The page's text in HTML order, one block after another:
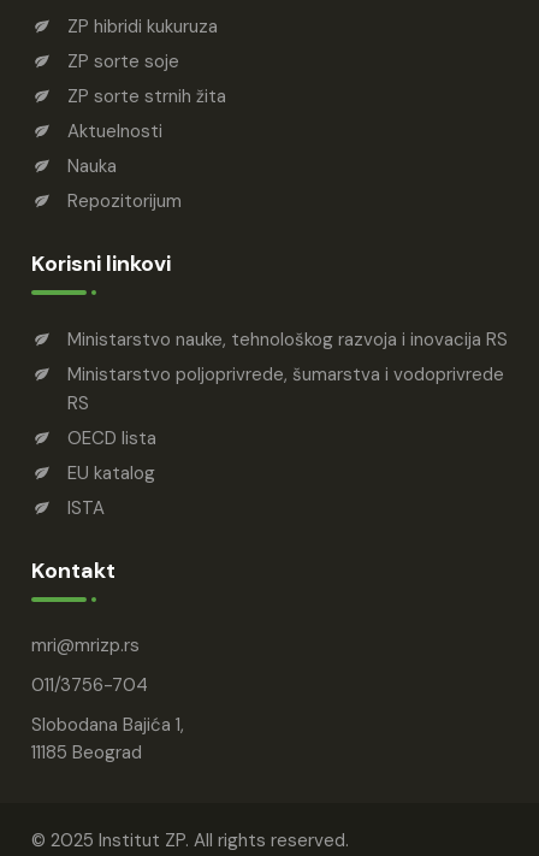
ZP hibridi kukuruza
ZP sorte soje
ZP sorte strnih žita
Aktuelnosti
Nauka
Repozitorijum
Korisni linkovi
Ministarstvo nauke, tehnološkog razvoja i inovacija RS
Ministarstvo poljoprivrede, šumarstva i vodoprivrede
RS
OECD lista
EU katalog
ISTA
Kontakt
mri
mrizp.rs
011/3756-704
Slobodana Bajića 1,
11185 Beograd
© 2025 Institut ZP. All rights reserved.